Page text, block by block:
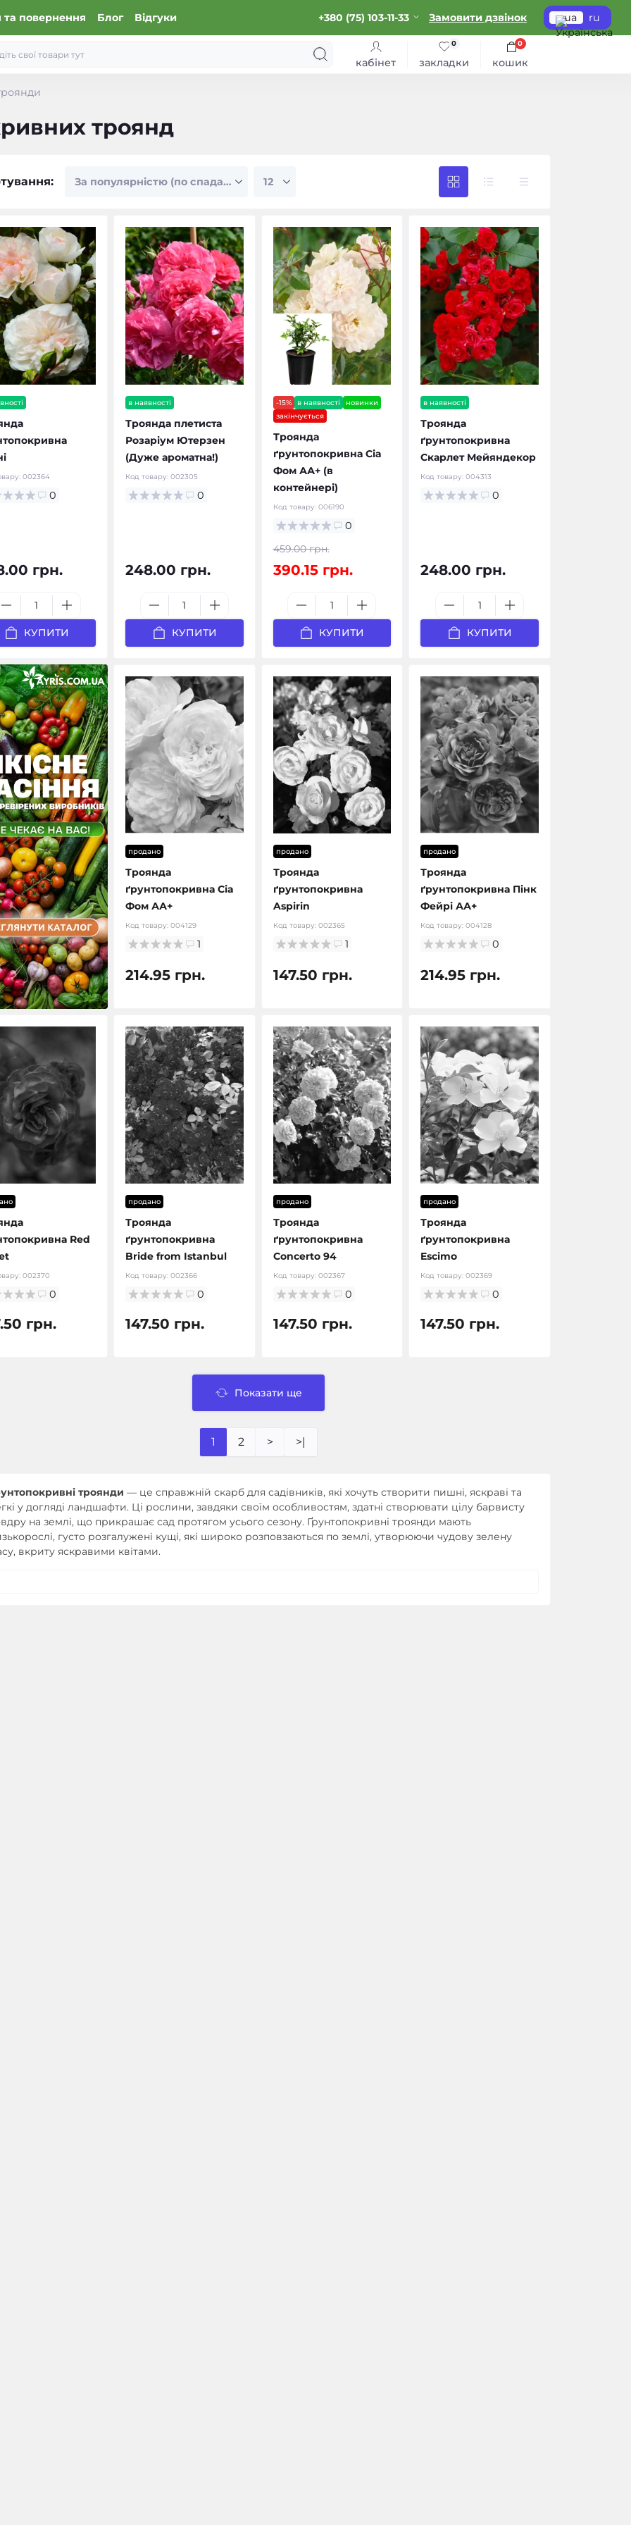
та повернення Блог Відгуки +380 (75) 103-11-33 Замовити дзвінок ua ru
кабінет закладки
0
кошик
0
троянд
002364
0
грн.
КУПИТИ
в наявності
Троянда плетиста
Розаріум Ютерзен
(Дуже ароматна!)
Код товару: 002305
0
248.00 грн.
КУПИТИ
-15% в наявності
новинки
закінчується
Троянда
ґрунтопокривна Сіа
Фом АА+ (в
контейнері)
Код товару: 006190
0
459.00 грн.
390.15 грн.
КУПИТИ
в наявності
Троянда
ґрунтопокривна
Скарлет Мейяндекор
Код товару:004313
0
248.00 грн.
КУПИТИ
продано
Троянда
ґрунтопокривна Сіа
Фом АА+
Код товару: 004129
1
214.95 грн.
продано
Троянда
ґрунтопокривна
Aspirin
Код товару: 002365
1
147.50 грн.
продано
Троянда
ґрунтопокривна Пінк
Фейрі АА+
Код товару:004128
0
214.95 грн.
Red
002370
0
грн.
продано
Троянда
ґрунтопокривна
Bride from Istanbul
Код товару: 002366
0
147.50 грн.
продано
Троянда
ґрунтопокривна
Concerto 94
Код товару: 002367
0
147.50 грн.
продано
Троянда
ґрунтопокривна
Escimo
Код товару:002369
0
147.50 грн.
Показати ще
1 2 > >|
троянди — це справжній скарб для садівників, які хочуть створити пишні, яскраві та
у догляді ландшафти. Ці рослини, завдяки своїм особливостям, здатні створювати цілу барвисту
на землі, що прикрашає сад протягом усього сезону. Ґрунтопокривні троянди мають
густо розгалужені кущі, які широко розповзаються по землі, утворюючи чудову зелену
вкриту яскравими квітами.